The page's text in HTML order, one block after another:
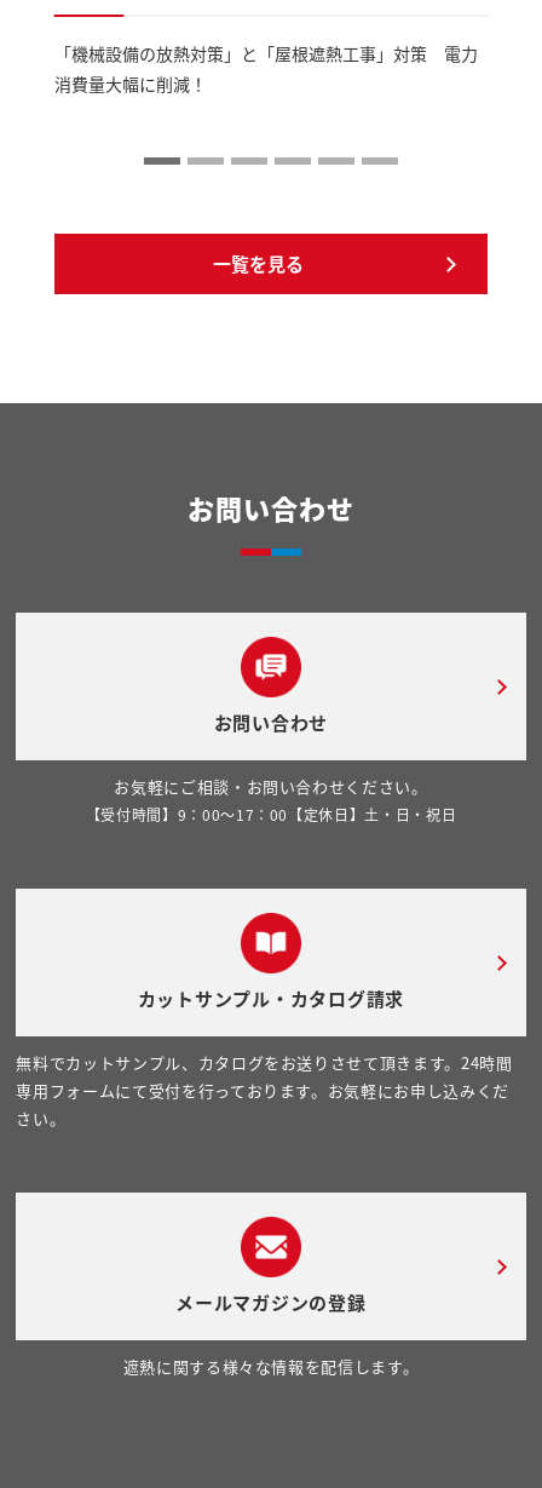
「機械設備の放熱対策」と「屋根遮熱工事」対策 電力
消費量大幅に削減！
一覧を見る
お問い合わせ
お問い合わせ
お気軽にご相談・お問い合わせください。
【受付時間】9：00～17：00【定休日】土・日・祝日
カットサンプル・カタログ請求
無料でカットサンプル、カタログをお送りさせて頂きます。24時間
専用フォームにて受付を行っております。お気軽にお申し込みくだ
さい。
メールマガジンの登録
遮熱に関する様々な情報を配信します。